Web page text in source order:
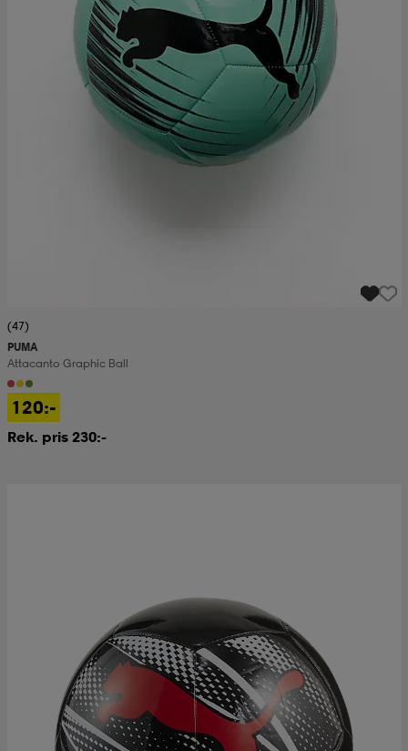
(47)
PUMA
Attacanto Graphic Ball
120:-
Rek. pris 230:-